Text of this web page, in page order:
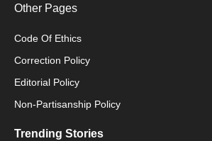
Other Pages
Code Of Ethics
Correction Policy
Editorial Policy
Non-Partisanship Policy
Trending Stories